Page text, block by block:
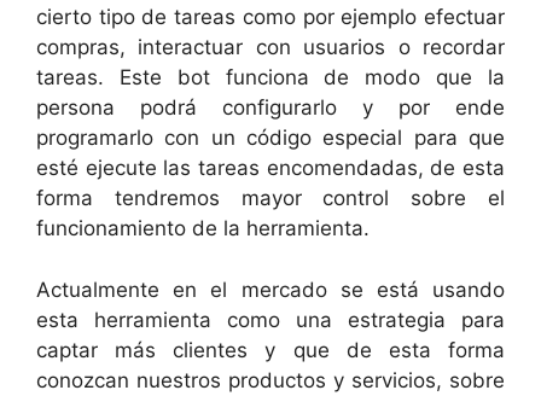
cierto tipo de tareas como por ejemplo efectuar
compras, interactuar con usuarios o recordar
tareas. Este bot funciona de modo que la
persona podrá configurarlo y por ende
programarlo con un código especial para que
esté ejecute las tareas encomendadas, de esta
forma tendremos mayor control sobre el
funcionamiento de la herramienta.
Actualmente en el mercado se está usando
esta herramienta como una estrategia para
captar más clientes y que de esta forma
conozcan nuestros productos y servicios, sobre